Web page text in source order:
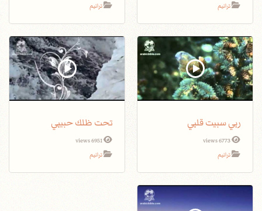
ترانيم
ترانيم
ربي سبيت قلبي
6773 views
ترانيم
تحت ظلك حبيبي
6951 views
ترانيم